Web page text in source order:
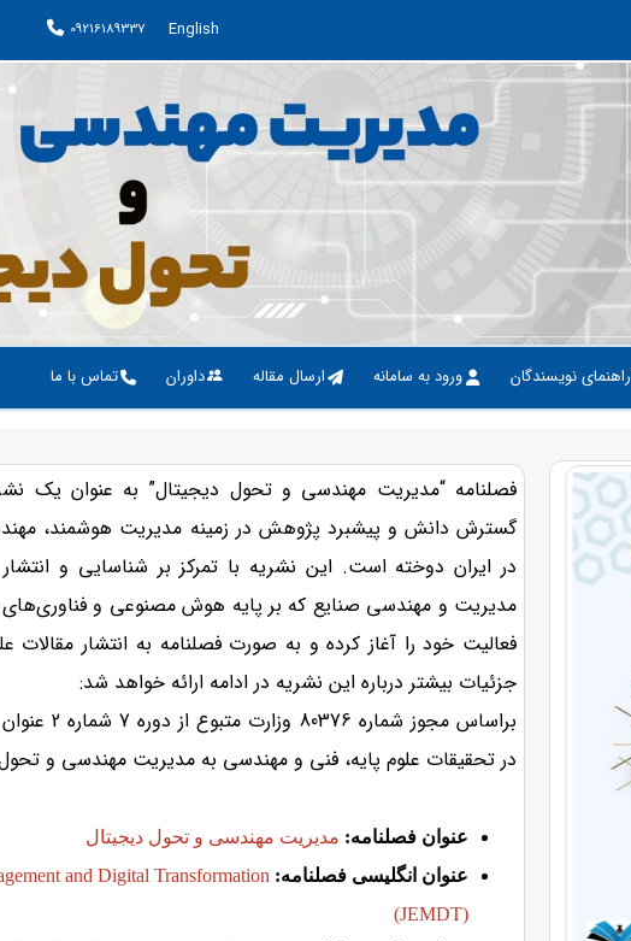
English
09216189337
راهنمای نویسندگان ورود به سامانه ارسال مقاله داوران تماس با ما
فصلنامه “مدیریت مهندسی و تحول دیجیتال” به عنوان یک
گسترش دانش و پیشبرد پژوهش در زمینه مدیریت هوشمند،
در ایران دوخته است. این نشریه با تمرکز بر شناسایی و انتشار
فعالیت خود را آغاز کرده و به صورت فصلنامه به انتشار مقالات
جزئیات بیشتر درباره این نشریه در ادامه ارائه خواهد شد:
براساس مجوز
در تحقیقات علوم پایه، فنی و مهندسی به مدیریت مهندسی و تحول
عنوان فصلنامه: مدیریت مهندسی و تحول دیجیتال
عنوان انگلیسی فصلنامه: and Digital Transformation
(JEMDT)